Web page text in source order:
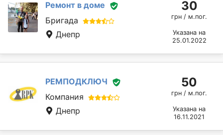
Ремонт в доме
Бригада
Днепр
30
грн / м.пог.
Указана на
25.01.2022
РЕМПОДКЛЮЧ
Компания
Днепр
50
грн / м.пог.
Указана на
16.11.2021